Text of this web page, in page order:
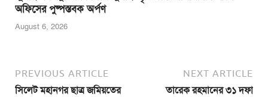
অফিসের পুষ্পস্তবক অর্পণ
August 6, 2026
PREVIOUS ARTICLE
সিলেট মহানগর ছাত্র জমিয়তের
NEXT ARTICLE
তারেক রহমানের ৩১ দফা